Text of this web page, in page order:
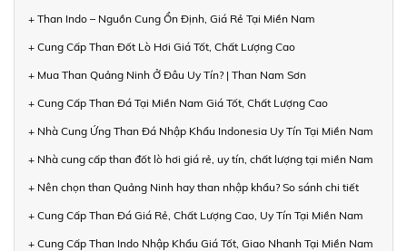
+ Than Indo – Nguồn Cung Ổn Định, Giá Rẻ Tại Miền Nam
+ Cung Cấp Than Đốt Lò Hơi Giá Tốt, Chất Lượng Cao
+ Mua Than Quảng Ninh Ở Đâu Uy Tín? | Than Nam Sơn
+ Cung Cấp Than Đá Tại Miền Nam Giá Tốt, Chất Lượng Cao
+ Nhà Cung Ứng Than Đá Nhập Khẩu Indonesia Uy Tín Tại Miền Nam
+ Nhà cung cấp than đốt lò hơi giá rẻ, uy tín, chất lượng tại miền Nam
+ Nên chọn than Quảng Ninh hay than nhập khẩu? So sánh chi tiết
+ Cung Cấp Than Đá Giá Rẻ, Chất Lượng Cao, Uy Tín Tại Miền Nam
+ Cung Cấp Than Indo Nhập Khẩu Giá Tốt, Giao Nhanh Tại Miền Nam